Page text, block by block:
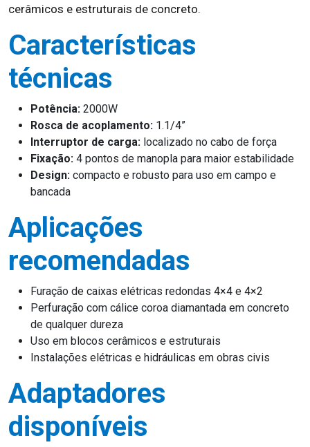
cerâmicos e estruturais de concreto.
Características
técnicas
Potência: 2000W
Rosca de acoplamento: 1.1/4”
Interruptor de carga: localizado no cabo de força
Fixação: 4 pontos de manopla para maior estabilidade
Design: compacto e robusto para uso em campo e
bancada
Aplicações
recomendadas
Furação de caixas elétricas redondas 4×4 e 4×2
Perfuração com cálice coroa diamantada em concreto
de qualquer dureza
Uso em blocos cerâmicos e estruturais
Instalações elétricas e hidráulicas em obras civis
Adaptadores
disponíveis